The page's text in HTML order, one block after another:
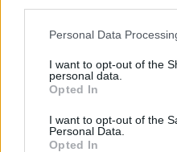
Personal Data
I want to opt-out of the
personal data.
Opted In
I want to opt-out of the
Personal Data.
Opted In
Επιστολή επίσης
των τραπεζοϋπαλλήλων
διενέργειας των self test,
εργολαβικούς